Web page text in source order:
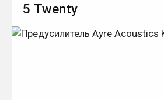
5 Twenty